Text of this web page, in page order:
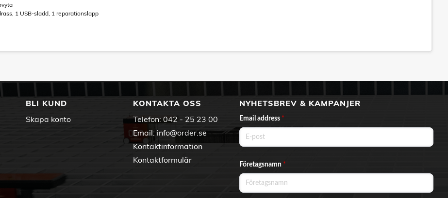
1 USB-sladd, 1 reparationslapp
BLI KUND
Skapa konto
KONTAKTA OSS
Telefon: 042 - 25 23 00
Email: info@order.se
Kontaktinformation
Kontaktformulär
NYHETSBREV & KAMPANJER
Email address *
Företagsnamn *